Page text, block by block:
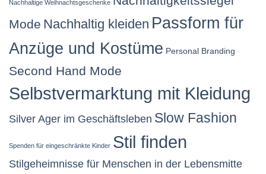
Nachhaltige Weihnachtsgeschenke
Mode Nachhaltig kleiden Passform für
Anzüge und Kostüme Personal Branding
Second Hand Mode
Selbstvermarktung mit Kleidung
Silver Ager im Geschäftsleben Slow Fashion
Spenden für eingeschränkte Kinder Stil finden
Stilgeheimnisse für Menschen in der Lebensmitte